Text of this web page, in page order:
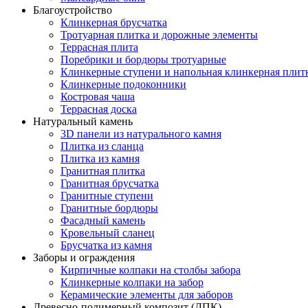
Благоустройство
Клинкерная брусчатка
Тротуарная плитка и дорожные элементы
Террасная плита
Поребрики и бордюры тротуарные
Клинкерные ступени и напольная клинкерная
Клинкерные подоконники
Костровая чаша
Террасная доска
Натуральный камень
3D панели из натурального камня
Плитка из сланца
Плитка из камня
Гранитная плитка
Гранитная брусчатка
Гранитные ступени
Гранитные бордюры
Фасадный камень
Кровельный сланец
Брусчатка из камня
Заборы и ограждения
Кирпичные колпаки на столбы забора
Клинкерные колпаки на забор
Керамические элементы для заборов